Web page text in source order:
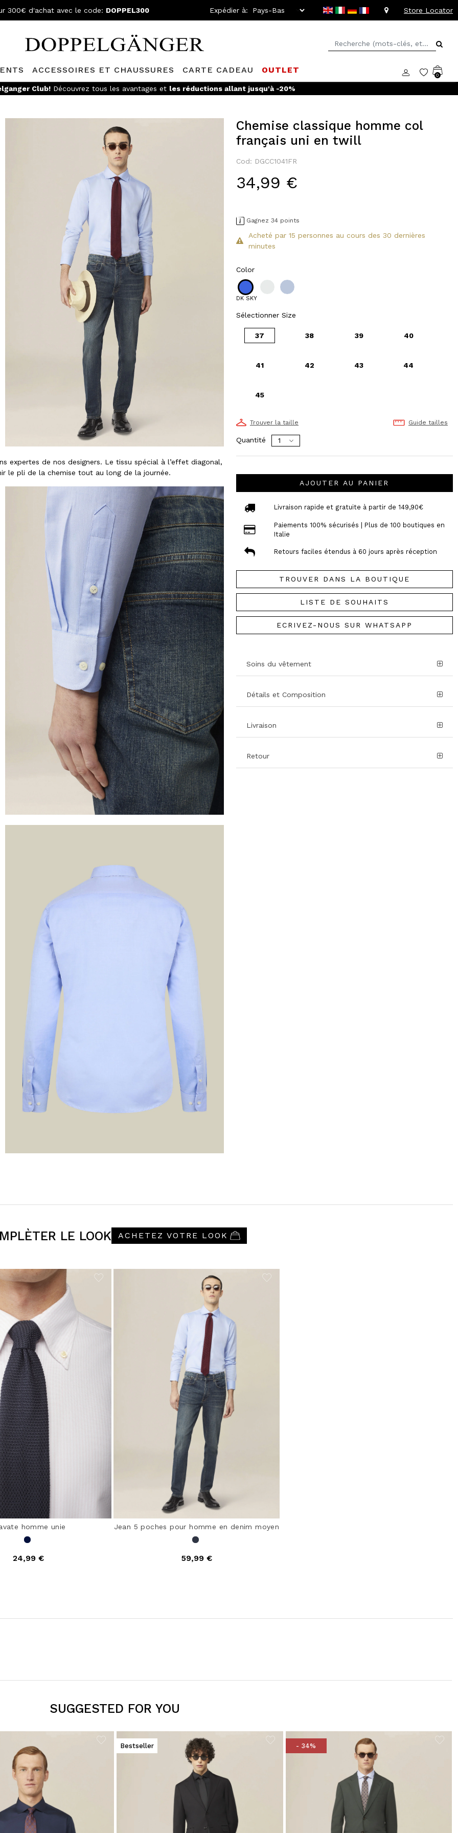
300€ d'achat avec le code: DOPPEL300 Expédier à: Store Locator
ACCESSOIRES ET CHAUSSURES CARTE CADEAU OUTLET
0
- Pour les commandes supérieures à 149,90€ et retours faciles
expertes de nos designers. Le tissu spécial à l’effet diagonal,
le pli de la chemise tout au long de la journée.
Chemise classique homme col
français uni en twill
Cod: DGCC1041FR
34,99 €
Gagnez 34 points
Acheté par 15 personnes au cours des 30 dernières
minutes
Color
DK SKY
Sélectionner Size
37 38 39 40
41 42 43 44
45
Trouver la taille Guide tailles
Quantité
AJOUTER AU PANIER
Livraison rapide et gratuite à partir de 149,90€
Paiements 100% sécurisés | Plus de 100 boutiques en
Italie
Retours faciles étendus à 60 jours après réception
TROUVER DANS LA BOUTIQUE
LISTE DE SOUHAITS
ECRIVEZ-NOUS SUR WHATSAPP
Soins du vêtement
Détails et Composition
Livraison
Retour
LE LOOK ACHETEZ VOTRE LOOK
homme unie
24,99 €
Jean 5 poches pour homme en denim moyen
59,99 €
SUGGESTED FOR YOU
Bestseller - 34%